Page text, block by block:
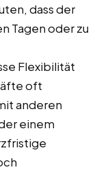
dass der
Tagen oder zu
Flexibilität
oft
anderen
einem